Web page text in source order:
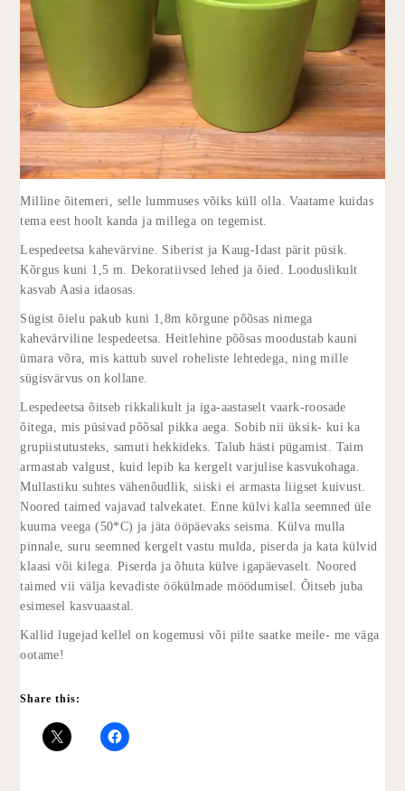
Milline õitemeri, selle lummuses võiks küll olla. Vaatame kuidas
tema eest hoolt kanda ja millega on tegemist.
Lespedeetsa kahevärvine. Siberist ja Kaug-Idast pärit püsik.
Kõrgus kuni 1,5 m. Dekoratiivsed lehed ja õied. Looduslikult
kasvab Aasia idaosas.
Sügist õielu pakub kuni 1,8m kõrgune põõsas nimega
kahevärviline lespedeetsa. Heitlehine põõsas moodustab kauni
ümara võra, mis kattub suvel roheliste lehtedega, ning mille
sügisvärvus on kollane.
Lespedeetsa õitseb rikkalikult ja iga-aastaselt vaark-roosade
õitega, mis püsivad põõsal pikka aega. Sobib nii üksik- kui ka
grupiistutusteks, samuti hekkideks. Talub hästi pügamist. Taim
armastab valgust, kuid lepib ka kergelt varjulise kasvukohaga.
Mullastiku suhtes vähenõudlik, siiski ei armasta liigset kuivust.
Noored taimed vajavad talvekatet. Enne külvi kalla seemned üle
kuuma veega (50*C) ja jäta ööpäevaks seisma. Külva mulla
pinnale, suru seemned kergelt vastu mulda, piserda ja kata külvid
klaasi või kilega. Piserda ja õhuta külve igapäevaselt. Noored
taimed vii välja kevadiste öökülmade möödumisel. Õitseb juba
esimesel kasvuaastal.
Kallid lugejad kellel on kogemusi või pilte saatke meile- me väga
ootame!
Share this: